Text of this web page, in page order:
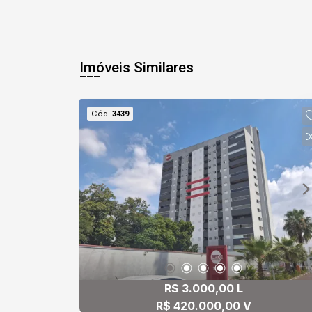
Imóveis Similares
Cód. 3439
R$ 3.000,00 L
R$ 420.000,00 V